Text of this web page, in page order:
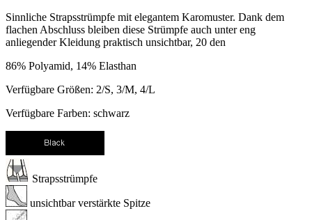
Sinnliche Strapsstrümpfe mit elegantem Karomuster. Dank dem
flachen Abschluss bleiben diese Strümpfe auch unter eng
anliegender Kleidung praktisch unsichtbar, 20 den
86% Polyamid, 14% Elasthan
Verfügbare Größen: 2/S, 3/M, 4/L
Verfügbare Farben: schwarz
Strapsstrümpfe
unsichtbar verstärkte Spitze